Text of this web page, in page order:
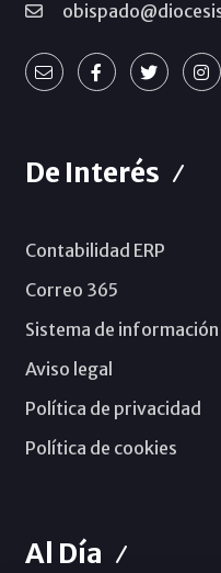
De Interés
Contabilidad ERP
Correo 365
Sistema de información
Aviso legal
Política de privacidad
Política de cookies
Al Día